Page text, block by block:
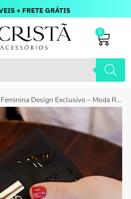
+ FRETE GRÁTIS
0
Design Exclusivo – Moda Retrô